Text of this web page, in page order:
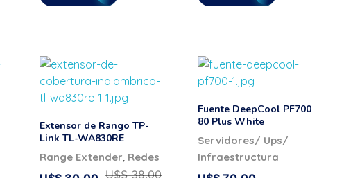
Extensor de Rango TP-
Link TL-WA830RE
U$S38.00
Range Extender, Redes
Fuente DeepCool PF700
80 Plus White
Servidores/ Ups/
Infraestructura